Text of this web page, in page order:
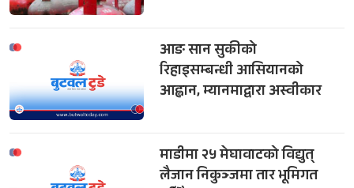
आङ सान सुकीको
रिहाइसम्बन्धी आसियानको
आह्वान, म्यानमाद्वारा अस्वीकार
माडीमा २५ मेघावाटको विद्युत्
लैजान निकुञ्जमा तार भूमिगत